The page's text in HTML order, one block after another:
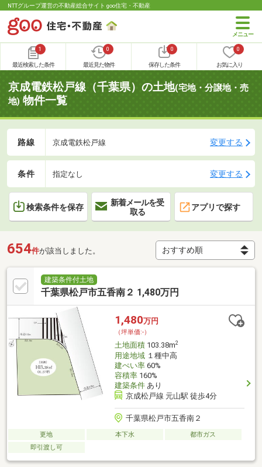
NTTグループ運営の不動産総合サイト goo住宅・不動産
1
最近検索した条件
0
最近見た物件
0
保存した条件
0
お気に入り
京成電鉄松戸線（千葉県）の土地(宅地・分譲地・売
地) 物件一覧
路線 京成電鉄松戸線 変更する
条件 指定なし 変更する
検索条件を保存
新着メールを受
取る
アプリで探す
654件が該当しました。
建築条件付土地
千葉県松戸市五香南２ 1,480万円
1,480万円
（坪単価:-）
土地面積103.38m2
用途地域１種中高
建ぺい率60%
容積率160%
建築条件あり
京成松戸線 元山駅 徒歩4分
千葉県松戸市五香南２
更地 本下水
都市ガス
即引渡し可